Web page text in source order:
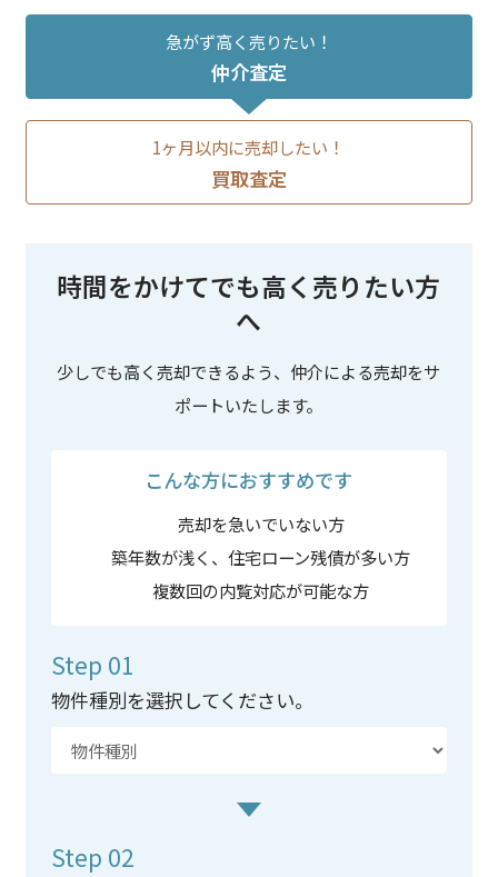
急がず高く売りたい！
仲介査定
1ヶ月以内に売却したい！
買取査定
時間をかけてでも高く売りたい方
へ
少しでも高く売却できるよう、仲介による売却をサ
ポートいたします。
こんな方におすすめです
売却を急いでいない方
築年数が浅く、住宅ローン残債が多い方
複数回の内覧対応が可能な方
Step 01
物件種別を選択してください。
Step 02